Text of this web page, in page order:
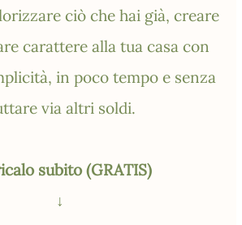
ciò che hai già, creare
carattere alla tua casa con
in poco tempo e senza
via altri soldi.
subito (GRATIS)
↓